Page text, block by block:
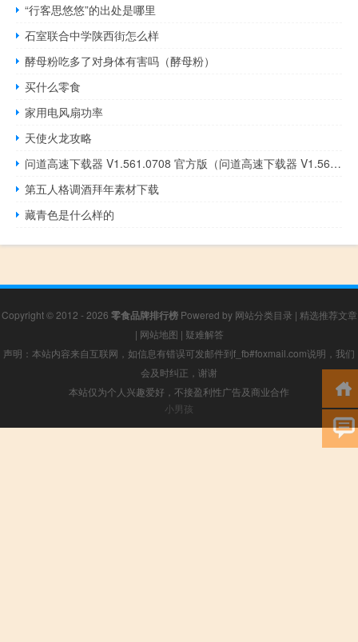
“行客思悠悠”的出处是哪里
石室联合中学陕西街怎么样
酵母粉吃多了对身体有害吗（酵母粉）
买什么零食
家用电风扇功率
天使火龙攻略
问道高速下载器 V1.561.0708 官方版（问道高速下载器 V1.561.0708 官方版功能简介）
第五人格调酒拜年素材下载
藏青色是什么样的
Copyright © 2012 - 2026 零食品牌排行榜Powered by 网站分类目录 | 精选推荐文章
| 网站地图 | 疑难解答
声明：本站内容来自互联网，如信息有错误可发邮件到f_fb#foxmail.com说明，我们
会及时纠正，谢谢
本站仅为个人兴趣爱好，不接盈利性广告及商业合作
小男孩